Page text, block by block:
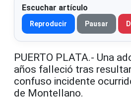
Escuchar artículo
Reproducir Pausar
PUERTO PLATA.- Una
años falleció tras
confuso incidente
de Montellano.